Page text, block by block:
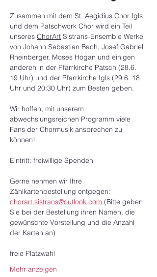
Zusammen mit dem St. Aegidius Chor Igls
und dem Patschwork Chor wird ein Teil
unseres ChorArt Sistrans-Ensemble Werke
von Johann Sebastian Bach, Josef Gabriel
Rheinberger, Moses Hogan und einigen
anderen in der Pfarrkirche Patsch (28.6.
19 Uhr) und der Pfarrkirche Igls (29.6. 18
Uhr und 20:30 Uhr) zum Besten geben.
Wir hoffen, mit unserem
abwechslungsreichen Programm viele
Fans der Chormusik ansprechen zu
können!
Eintritt: freiwillige Spenden
Gerne nehmen wir Ihre
Zählkartenbestellung entgegen:
chorart.sistrans@outlook.com (Bitte geben
Sie bei der Bestellung ihren Namen, die
gewünschte Vorstellung und die Anzahl
der Karten an)
freie Platzwahl
Mehr anzeigen